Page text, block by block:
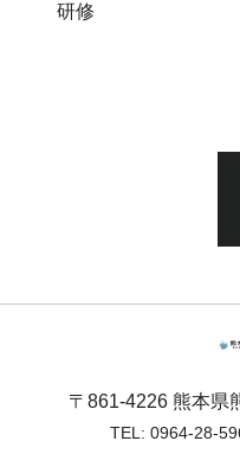
研修
〒861-4226 熊本県
TEL: 0964-28-